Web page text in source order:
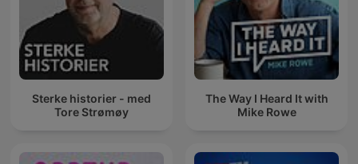
Sterke historier - med
Tore Strømøy
The Way I Heard It with
Mike Rowe